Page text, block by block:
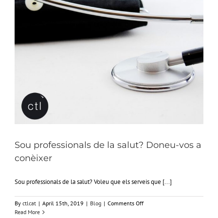
Sou professionals de la salut? Doneu-vos a
conèixer
Sou professionals de la salut? Voleu que els serveis que [...]
By ctlcat | April 15th, 2019 | Blog | Comments Offon
Read More